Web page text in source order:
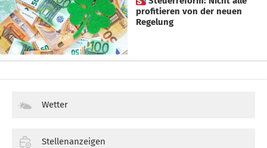
profitieren von der neuen
Regelung
Wetter
Stellenanzeigen